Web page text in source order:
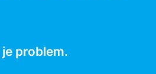
je problem.